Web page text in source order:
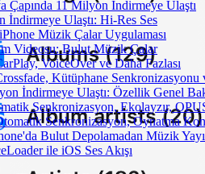
Çapında 11 Milyon İndirmeye Ulaştı
İndirmeye Ulaştı: Hi-Res Ses
Müzik Çalar Uygulaması
Videosu: Bulut Müzik Çalar
VoiceOver ve Daha Fazlası
Kütüphane Senkronizasyonu
İndirmeye Ulaştı: Özellik Genel
Senkronizasyon, Ekolayzır,
Senkronizasyon, Oynatma
Bulut Depolamadan Müzik
ile iOS Ses Akışı